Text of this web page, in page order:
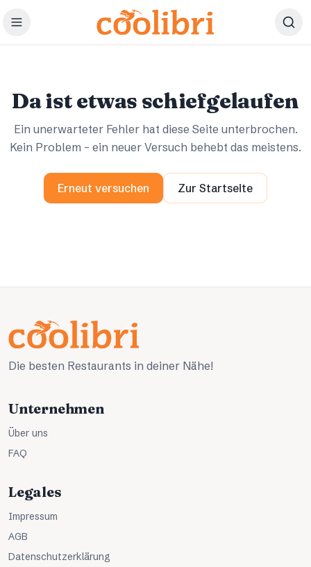
Zum Hauptinhalt springen
Da ist etwas schiefgelaufen
Ein unerwarteter Fehler hat diese Seite unterbrochen.
Kein Problem – ein neuer Versuch behebt das meistens.
Erneut versuchen Zur Startseite
Die besten Restaurants in deiner Nähe!
Unternehmen
Über uns
FAQ
Legales
Impressum
AGB
Datenschutzerklärung